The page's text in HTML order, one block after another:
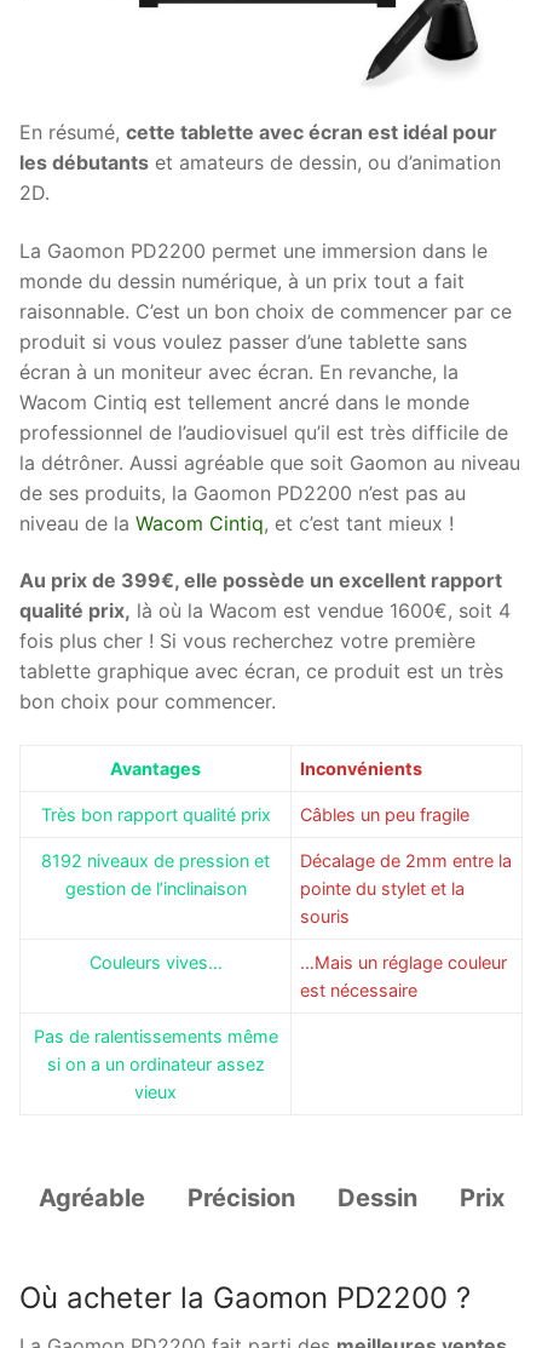
En résumé, cette tablette avec écran est idéal pour
les débutants et amateurs de dessin, ou d’animation
2D.
La Gaomon PD2200 permet une immersion dans le
monde du dessin numérique, à un prix tout a fait
raisonnable. C’est un bon choix de commencer par ce
produit si vous voulez passer d’une tablette sans
écran à un moniteur avec écran. En revanche, la
Wacom Cintiq est tellement ancré dans le monde
professionnel de l’audiovisuel qu’il est très difficile de
la détrôner. Aussi agréable que soit Gaomon au niveau
de ses produits, la Gaomon PD2200 n’est pas au
niveau de la Wacom Cintiq, et c’est tant mieux !
Au prix de 399€, elle possède un excellent rapport
qualité prix, là où la Wacom est vendue 1600€, soit 4
fois plus cher ! Si vous recherchez votre première
tablette graphique avec écran, ce produit est un très
bon choix pour commencer.
Avantages Inconvénients
Très bon rapport qualité prix Câbles un peu fragile
8192 niveaux de pression et
gestion de l’inclinaison
Décalage de 2mm entre la
pointe du stylet et la
souris
Couleurs vives…
…Mais un réglage couleur
est nécessaire
Pas de ralentissements même
si on a un ordinateur assez
vieux
Agréable Précision Dessin Prix
Où acheter la Gaomon PD2200 ?